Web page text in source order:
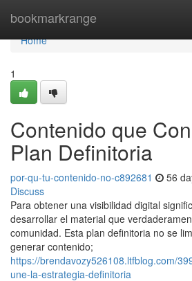
bookmarkrange
Home
Home
1
Contenido que
Plan Definitoria
por-qu-tu-contenido-no-c892681 56
Discuss
Para obtener una visibilidad digital
desarrollar el material que
comunidad. Esta plan definitoria no se
generar contenido;
https://brendavozy526108.ltfblog.com/
une-la-estrategia-definitoria